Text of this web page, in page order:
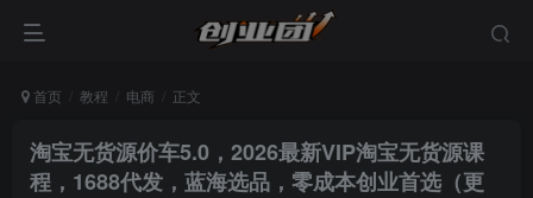
首页 教程 电商 正文
淘宝无货源价车5.0，​2026最新VIP淘宝无货源课
程，1688代发，蓝海选品，零成本创业首选（更